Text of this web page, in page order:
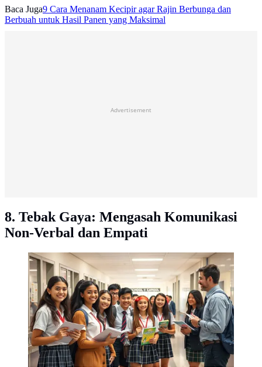
Baca Juga9 Cara Menanam Kecipir agar Rajin Berbunga dan
Berbuah untuk Hasil Panen yang Maksimal
Advertisement
8. Tebak Gaya: Mengasah Komunikasi
Non-Verbal dan Empati